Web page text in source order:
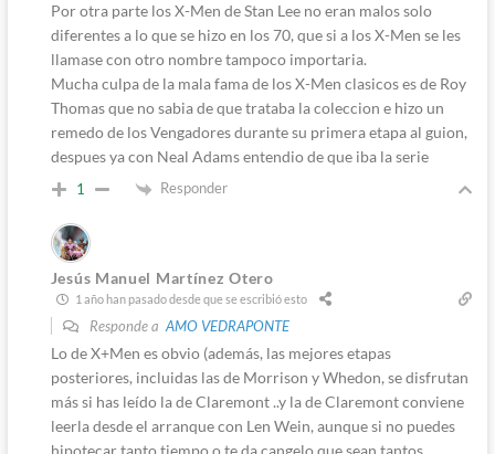
Por otra parte los X-Men de Stan Lee no eran malos solo
diferentes a lo que se hizo en los 70, que si a los X-Men se les
llamase con otro nombre tampoco importaria.
Mucha culpa de la mala fama de los X-Men clasicos es de Roy
Thomas que no sabia de que trataba la coleccion e hizo un
remedo de los Vengadores durante su primera etapa al guion,
despues ya con Neal Adams entendio de que iba la serie
1 Responder
Jesús Manuel Martínez Otero
1 año han pasado desde que se escribió esto
Responde a AMO VEDRAPONTE
Lo de X+Men es obvio (además, las mejores etapas
posteriores, incluidas las de Morrison y Whedon, se disfrutan
más si has leído la de Claremont ..y la de Claremont conviene
leerla desde el arranque con Len Wein, aunque si no puedes
hipotecar tanto tiempo o te da cangelo que sean tantos